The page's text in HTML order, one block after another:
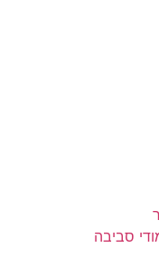
סביבה